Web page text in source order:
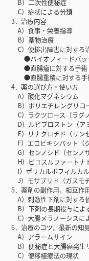
B）二次性便秘症
C）症状による分類
3．治療内容
A）食事・栄養指導
B）薬物治療
C）便排出障害に対する
●バイオフィードバッ
●直腸瘤に対する手術
●直腸重積に対する手
4．薬の選び方・使い方
A）酸化マグネシウム
B）ポリエチレングリコー
C）ラクツロース（ラグノ
D）ルビプロストン（アミ
E）リナクロチド（リンゼ
F）エロビキシバット（グ
G）センノシド（センノサ
H）ピコスルファートナ
I）ポリカルボフィルカル
J）モサプリド（ガスモチ
5．薬剤の副作用，相互作
A）刺激性下剤に対する
B）下剤の長期投与によ
C）大腸メラノーシスに
6．治療のコツ，最新の知
A）アラームサイン
B）便秘症と大腸癌発生
C）便移植療法の現状